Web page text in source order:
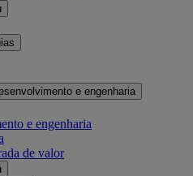
e engenharia
e engenharia
de valor